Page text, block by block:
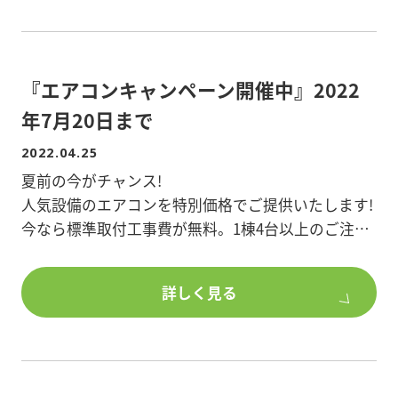
【講師】
ャー
廣木 涼(ひろき すずか)
【参加費】1,000円
(オーナー倶楽部会員様・オンライン参加者無料)
【申込】FAX・お電話・セミナーページよりお申し
ポラスオーナーズ株式会社
FAX:048-989-9290
TEL:048-989-3113
『エアコンキャンペーン開催中』2022
年7月20日まで
2022.04.25
夏前の今がチャンス!
人気設備のエアコンを特別価格でご提供いたします!
今なら標準取付工事費が無料。1棟4台以上のご注文
お問合せは管理営業所または建物管理係までご連絡
ください。
詳しく見る